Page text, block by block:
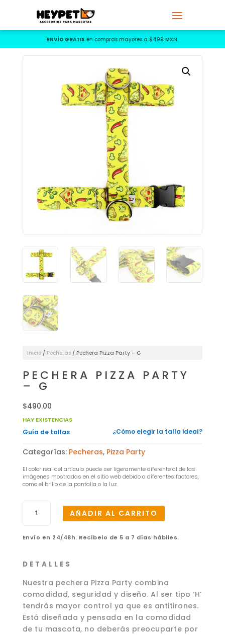
ENVÍO GRATIS en compras mayores a $499 MXN.
Inicio/ Pecheras/ Pechera Pizza Party – G
PECHERA PIZZA PARTY
– G
$490.00
HAY EXISTENCIAS
Guía de tallas ¿Cómo elegir la talla ideal?
Categorías: Pecheras, Pizza Party
El color real del artículo puede ser ligeramente diferente al de las
imágenes mostradas en el sitio web debido a diferentes factores,
como el brillo de la pantalla o la luz.
Pizza
–
cantidad
AÑADIR AL CARRITO
Envío en 24/48h. Recíbelo de 5 a 7 días hábiles.
D E T A L L E S
Nuestra pechera Pizza Party combina
comodidad, seguridad y diseño. Al ser tipo ‘H’
tendrás mayor control ya que es antitirones.
Está diseñada y pensada en la comodidad
de tu mascota, no deberás preocuparte por